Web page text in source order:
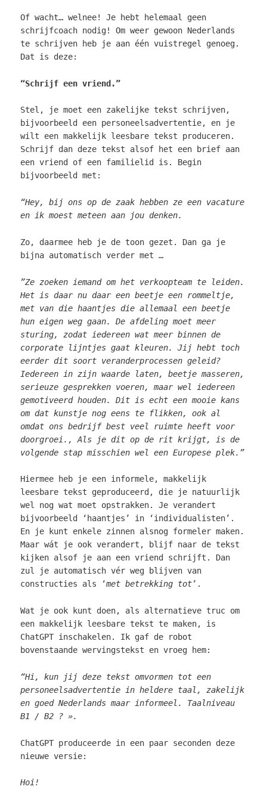
Of wacht… welnee! Je hebt helemaal geen
schrijfcoach nodig! Om weer gewoon Nederlands
te schrijven heb je aan één vuistregel genoeg.
Dat is deze:
“Schrijf een vriend.”
Stel, je moet een zakelijke tekst schrijven,
bijvoorbeeld een personeelsadvertentie, en je
wilt een makkelijk leesbare tekst produceren.
Schrijf dan deze tekst alsof het een brief aan
een vriend of een familielid is. Begin
bijvoorbeeld met:
“Hey, bij ons op de zaak hebben ze een vacature
en ik moest meteen aan jou denken.
Zo, daarmee heb je de toon gezet. Dan ga je
bijna automatisch verder met …
”Ze zoeken iemand om het verkoopteam te leiden.
Het is daar nu daar een beetje een rommeltje,
met van die haantjes die allemaal een beetje
hun eigen weg gaan. De afdeling moet meer
sturing, zodat iedereen wat meer binnen de
corporate lijntjes gaat kleuren. Jij hebt toch
eerder dit soort veranderprocessen geleid?
Iedereen in zijn waarde laten, beetje masseren,
serieuze gesprekken voeren, maar wel iedereen
gemotiveerd houden. Dit is echt een mooie kans
om dat kunstje nog eens te flikken, ook al
omdat ons bedrijf best veel ruimte heeft voor
doorgroei., Als je dit op de rit krijgt, is de
volgende stap misschien wel een Europese plek.”
Hiermee heb je een informele, makkelijk
leesbare tekst geproduceerd, die je natuurlijk
wel nog wat moet opstrakken. Je verandert
bijvoorbeeld ‘haantjes’ in ‘individualisten’.
En je kunt enkele zinnen alsnog formeler maken.
Maar wát je ook verandert, blijf naar de tekst
kijken alsof je aan een vriend schrijft. Dan
zul je automatisch vér weg blijven van
constructies als ‘met betrekking tot’.
Wat je ook kunt doen, als alternatieve truc om
een makkelijk leesbare tekst te maken, is
ChatGPT inschakelen. Ik gaf de robot
bovenstaande wervingstekst en vroeg hem:
“Hi, kun jij deze tekst omvormen tot een
personeelsadvertentie in heldere taal, zakelijk
en goed Nederlands maar informeel. Taalniveau
B1 / B2 ? ».
ChatGPT produceerde in een paar seconden deze
nieuwe versie:
Hoi!